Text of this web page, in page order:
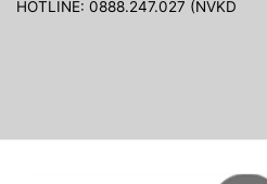
HOTLINE: 0888.247.027 (NVKD